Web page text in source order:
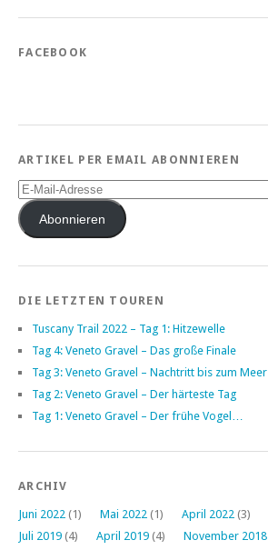
FACEBOOK
ARTIKEL PER EMAIL ABONNIEREN
E-
Mail-
AdresseAbonnieren
DIE LETZTEN TOUREN
Tuscany Trail 2022 – Tag 1: Hitzewelle
Tag 4: Veneto Gravel – Das große Finale
Tag 3: Veneto Gravel – Nachtritt bis zum Meer
Tag 2: Veneto Gravel – Der härteste Tag
Tag 1: Veneto Gravel – Der frühe Vogel…
ARCHIV
Juni 2022 (1) Mai 2022 (1) April 2022 (3)
Juli 2019 (4) April 2019 (4) November 2018